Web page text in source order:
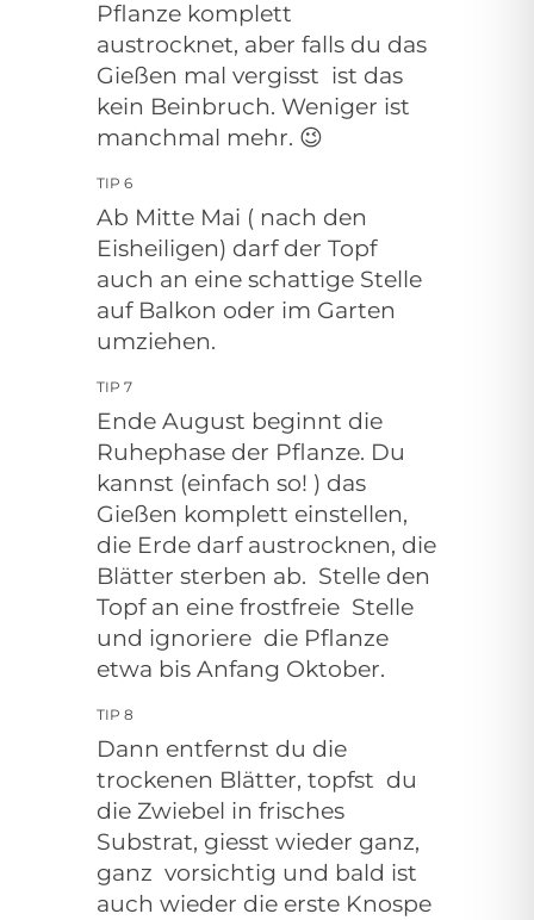
Pflanze komplett
austrocknet, aber falls du das
Gießen mal vergisst ist das
kein Beinbruch. Weniger ist
manchmal mehr. 😉
TIP 6
Ab Mitte Mai ( nach den
Eisheiligen) darf der Topf
auch an eine schattige Stelle
auf Balkon oder im Garten
umziehen.
TIP 7
Ende August beginnt die
Ruhephase der Pflanze. Du
kannst (einfach so! ) das
Gießen komplett einstellen,
die Erde darf austrocknen, die
Blätter sterben ab. Stelle den
Topf an eine frostfreie Stelle
und ignoriere die Pflanze
etwa bis Anfang Oktober.
TIP 8
Dann entfernst du die
trockenen Blätter, topfst du
die Zwiebel in frisches
Substrat, giesst wieder ganz,
ganz vorsichtig und bald ist
auch wieder die erste Knospe